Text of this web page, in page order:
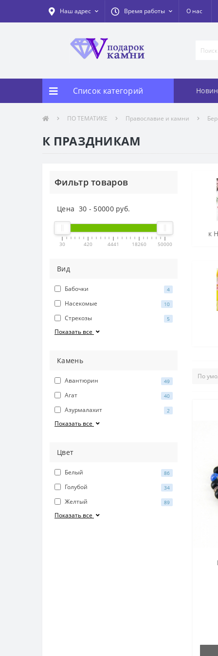
Наш адрес Время работы О нас
Список категорий
ПО ТЕМАТИКЕ Православие и камни
К ПРАЗДНИКАМ
Фильтр товаров
Цена 30 - 50000руб.
30 420 4441 18260 50000
Вид
Бабочки 4
Насекомые 10
Стрекозы 5
Показать все
Камень
Авантюрин 49
Агат 40
Азурмалахит 2
Показать все
Цвет
Белый 86
Голубой 34
Желтый 89
Показать все
к